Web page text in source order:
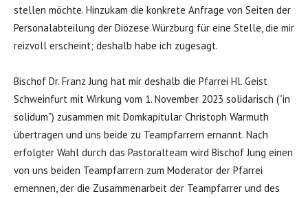
stellen möchte. Hinzukam die konkrete Anfrage von Seiten der
Personalabteilung der Diözese Würzburg für eine Stelle, die mir
reizvoll erscheint; deshalb habe ich zugesagt.
Bischof Dr. Franz Jung hat mir deshalb die Pfarrei Hl. Geist
Schweinfurt mit Wirkung vom 1. November 2023 solidarisch (“in
solidum”) zusammen mit Domkapitular Christoph Warmuth
übertragen und uns beide zu Teampfarrern ernannt. Nach
erfolgter Wahl durch das Pastoralteam wird Bischof Jung einen
von uns beiden Teampfarrern zum Moderator der Pfarrei
ernennen, der die Zusammenarbeit der Teampfarrer und des